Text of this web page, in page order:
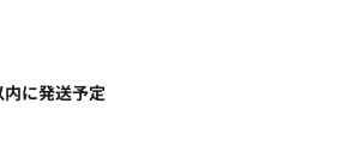
に発送予定